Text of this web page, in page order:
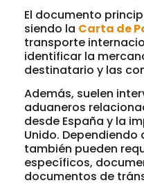
El documento
siendo la Carta de
transporte
identificar la
destinatario y las
Además, suelen
aduaneros
desde España y la
Unido.
también pueden
específicos,
documentos de